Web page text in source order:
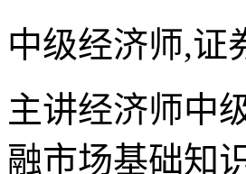
中级经济师,证
主讲经济师中
融市场基础知